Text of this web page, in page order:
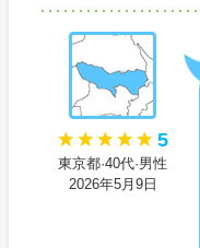
5
東京都·40代·男性
2026年5月9日